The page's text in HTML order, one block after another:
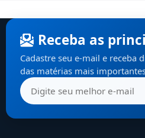
Receba as
Cadastre seu e-mail e receba
das matérias mais